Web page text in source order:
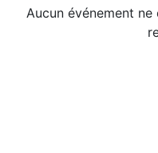
Aucun événement